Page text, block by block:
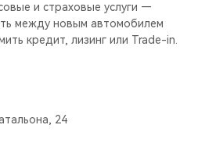
и страховые услуги —
между новым автомобилем
кредит, лизинг или Trade-in.
24